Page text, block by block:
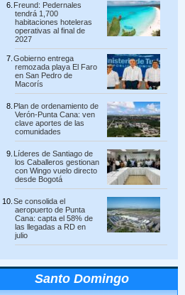
Freund: Pedernales
tendrá 1,700
habitaciones hoteleras
operativas al final de
2027
Gobierno entrega
remozada playa El Faro
en San Pedro de
Macorís
Plan de ordenamiento de
Verón-Punta Cana: ven
clave aportes de las
comunidades
Líderes de Santiago de
los Caballeros gestionan
con Wingo vuelo directo
desde Bogotá
Se consolida el
aeropuerto de Punta
Cana: capta el 58% de
las llegadas a RD en
julio
Santo Domingo